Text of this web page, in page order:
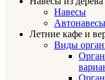
Навесы
Автонавесы
Летние кафе и
Виды